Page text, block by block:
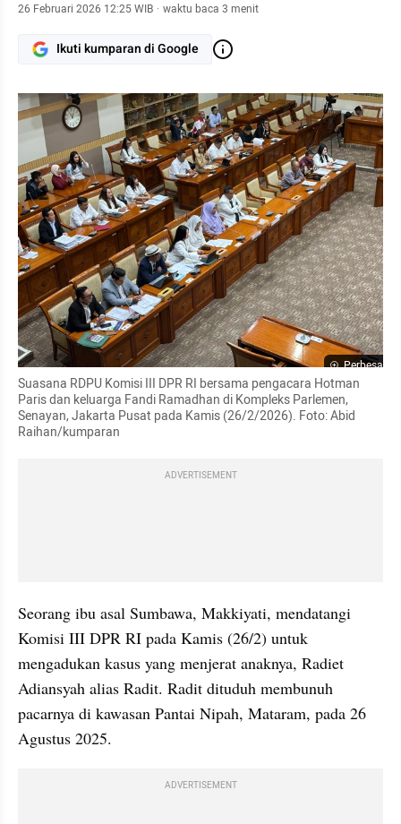
26 Februari 2026 12:25 WIB · waktu baca 3 menit
Ikuti kumparan di Google
Perbesar
Suasana RDPU Komisi III DPR RI bersama pengacara Hotman
Paris dan keluarga Fandi Ramadhan di Kompleks Parlemen,
Senayan, Jakarta Pusat pada Kamis (26/2/2026). Foto: Abid
Raihan/kumparan
ADVERTISEMENT
Seorang ibu asal Sumbawa, Makkiyati, mendatangi
Komisi III DPR RI pada Kamis (26/2) untuk
mengadukan kasus yang menjerat anaknya, Radiet
Adiansyah alias Radit. Radit dituduh membunuh
pacarnya di kawasan Pantai Nipah, Mataram, pada 26
Agustus 2025.
ADVERTISEMENT